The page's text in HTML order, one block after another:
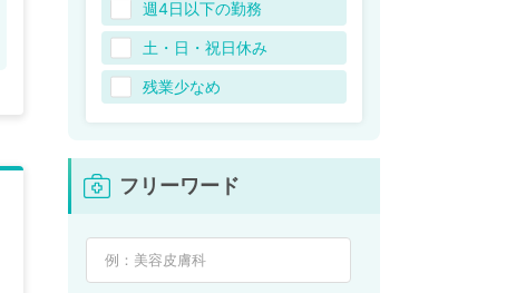
週4日以下の勤務
土・日・祝日休み
残業少なめ
フリーワード